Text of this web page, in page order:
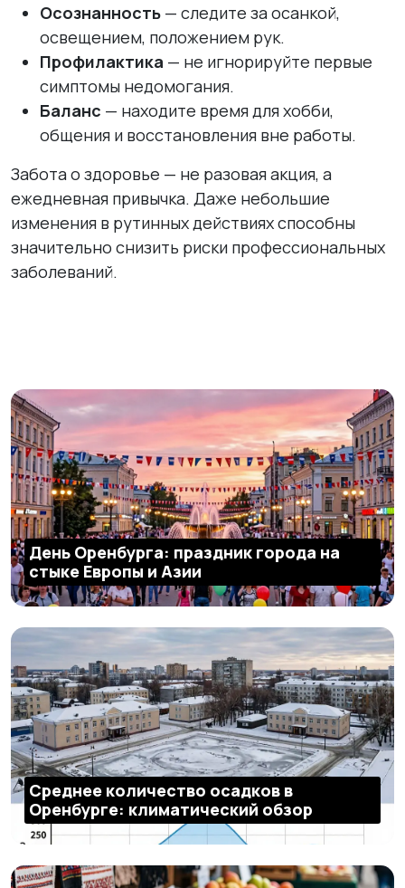
Осознанность — следите за осанкой,
освещением, положением рук.
Профилактика — не игнорируйте первые
симптомы недомогания.
Баланс — находите время для хобби,
общения и восстановления вне работы.
Забота о здоровье — не разовая акция, а
ежедневная привычка. Даже небольшие
изменения в рутинных действиях способны
значительно снизить риски профессиональных
заболеваний.
День Оренбурга: праздник города на
стыке Европы и Азии
Среднее количество осадков в
Оренбурге: климатический обзор